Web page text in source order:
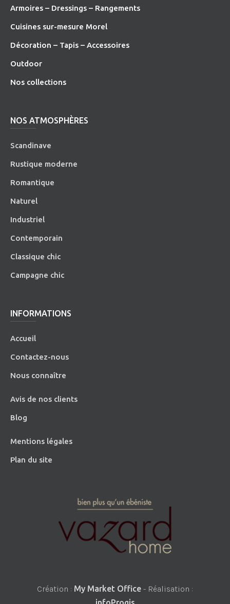
Armoires – Dressings – Rangements
Cuisines sur-mesure Morel
Décoration – Tapis – Accessoires
Outdoor
Nos collections
NOS ATMOSPHÈRES
Scandinave
Rustique moderne
Romantique
Naturel
Industriel
Contemporain
Classique chic
Campagne chic
INFORMATIONS
Accueil
Contactez-nous
Nous connaître
Avis de nos clients
Blog
Mentions légales
Plan du site
Création : My Market Office - Réalisation :